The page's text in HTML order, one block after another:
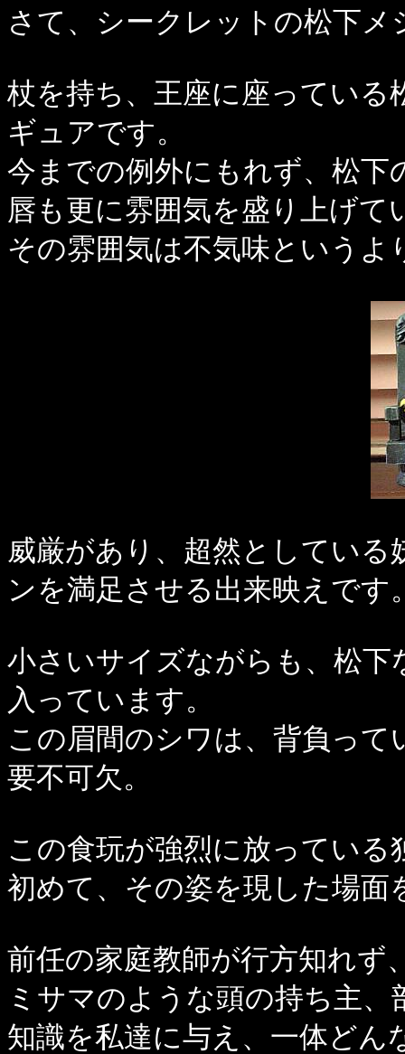
さて、シークレットの松下
杖を持ち、王座に座っている
ギュアです。
今までの例外にもれず、松
唇も更に雰囲気を盛り上げて
その雰囲気は不気味というよ
威厳があり、超然としてい
ンを満足させる出来映えです
小さいサイズながらも、松
入っています。
この眉間のシワは、背負っ
要不可欠。
この食玩が強烈に放ってい
初めて、その姿を現した場面
前任の家庭教師が行方知れず
ミサマのような頭の持ち主
知識を私達に与え、一体どん